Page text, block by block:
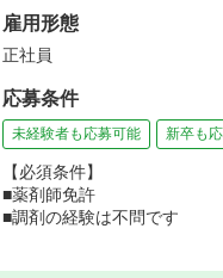
雇用形態
正社員
応募条件
未経験者も応募可能 新卒も
【必須条件】
■薬剤師免許
■調剤の経験は不問です